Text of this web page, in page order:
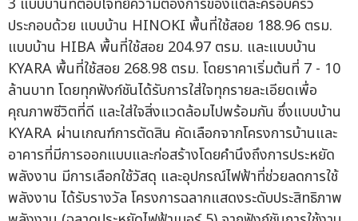
3 แบบบ้านที่ตอบโจทย์ความต้องการของแต่ละครอบครัว
ประกอบด้วย แบบบ้าน HINOKI พื้นที่ใช้สอย 188.96 ตรม.
แบบบ้าน HIBA พื้นที่ใช้สอย 204.97 ตรม. และแบบบ้าน
KYARA พื้นที่ใช้สอย 268.98 ตรม. โดยราคาเริ่มต้นที่ 7 - 10
ล้านบาท โดยทุกฟังก์ชันได้รับการใส่ใจทุกรายละเอียดเพื่อ
คุณภาพชีวิตที่ดี และใส่ใจสิ่งแวดล้อมไปพร้อมกัน ซึ่งแบบบ้าน
KYARA ผ่านเกณฑ์การตัดสิน คัดเลือกจากโครงการบ้านและ
อาคารที่มีการออกแบบและก่อสร้างโดยคำนึงถึงการประหยัด
พลังงาน มีการเลือกใช้วัสดุ และอุปกรณ์ไฟฟ้าที่ช่วยลดการใช้
พลังงาน ได้รับรางวัล โครงการฉลากแสดงระดับประสิทธิภาพ